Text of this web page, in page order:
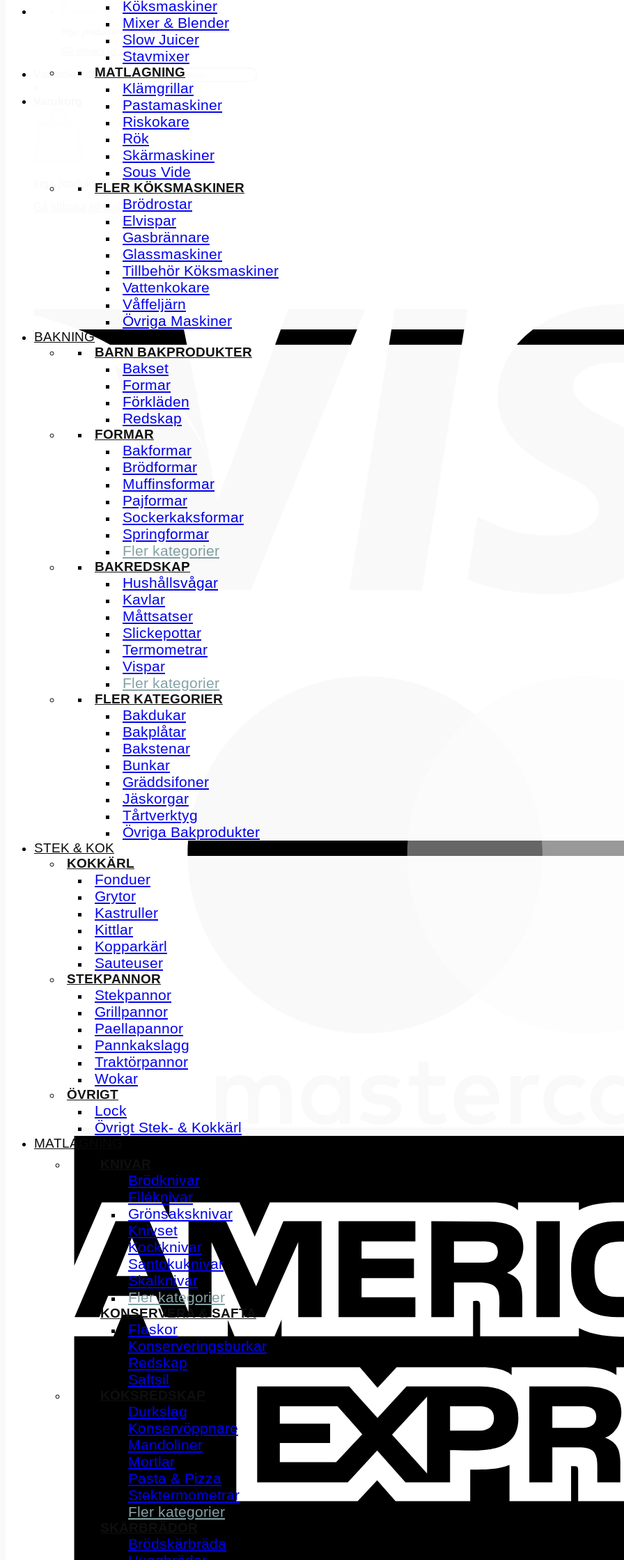
Inga produkter i varukorgen.
Gå tillbaka till butiken
Vad söker du idag?
Inga produkter i varukorgen.
Gå tillbaka till butiken
Köksmaskiner
Mixer & Blender
Slow Juicer
Stavmixer
MATLAGNING
Klämgrillar
Pastamaskiner
Riskokare
Rök
Skärmaskiner
Sous Vide
FLER KÖKSMASKINER
Brödrostar
Elvispar
Gasbrännare
Glassmaskiner
Tillbehör Köksmaskiner
Vattenkokare
Våffeljärn
Övriga Maskiner
BAKNING
BARN BAKPRODUKTER
Bakset
Formar
Förkläden
Redskap
FORMAR
Bakformar
Brödformar
Muffinsformar
Pajformar
Sockerkaksformar
Springformar
Fler kategorier
BAKREDSKAP
Hushållsvågar
Kavlar
Måttsatser
Slickepottar
Termometrar
Vispar
Fler kategorier
FLER KATEGORIER
Bakdukar
Bakplåtar
Bakstenar
Bunkar
Gräddsifoner
Jäskorgar
Tårtverktyg
Övriga Bakprodukter
STEK & KOK
KOKKÄRL
Fonduer
Grytor
Kastruller
Kittlar
Kopparkärl
Sauteuser
STEKPANNOR
Stekpannor
Grillpannor
Paellapannor
Pannkakslagg
Traktörpannor
Wokar
ÖVRIGT
Lock
Övrigt Stek- & Kokkärl
MATLAGNING
Brödknivar
Filéknivar
Grönsaksknivar
Knivset
Kockknivar
Santokuknivar
Skalknivar
Fler kategorier
KONSERVERA & SAFTA
Flaskor
Konserveringsburkar
Redskap
Saftsil
Durkslag
Konservöppnare
Mandoliner
Mortlar
Pasta & Pizza
Stektermometrar
Fler kategorier
Brödskärbräda